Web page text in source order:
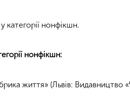
нонфікшн.
нонфікшн:
життя» (Львів: Видавництво